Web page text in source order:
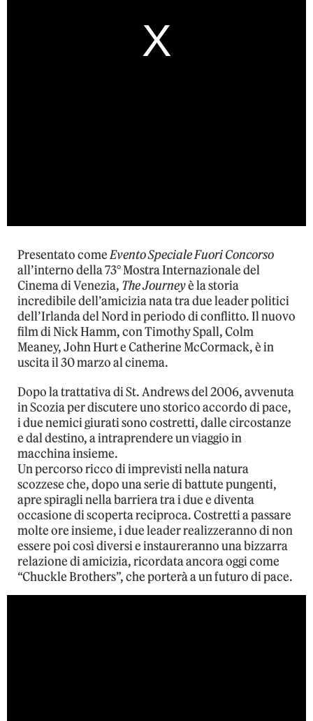
Presentato comeEvento Speciale Fuori Concorso
all’interno della 73° Mostra Internazionale del
Cinema di Venezia, The Journeyè la storia
incredibile dell’amicizia nata tra due leader politici
dell’Irlanda del Nord in periodo di conflitto. Il nuovo
film di Nick Hamm, con Timothy Spall, Colm
Meaney, John Hurt e Catherine McCormack, è in
uscita il 30 marzo al cinema.
Dopo la trattativa di St. Andrews del 2006, avvenuta
in Scozia per discutere uno storico accordo di pace,
i due nemici giurati sono costretti, dalle circostanze
e dal destino, a intraprendere un viaggio in
macchina insieme.
Un percorso ricco di imprevisti nella natura
scozzese che, dopo una serie di battute pungenti,
apre spiragli nella barriera tra i due e diventa
occasione di scoperta reciproca. Costretti a passare
molte ore insieme, i due leader realizzeranno di non
essere poi così diversi e instaureranno una bizzarra
relazione di amicizia, ricordata ancora oggi come
“Chuckle Brothers”, che porterà a un futuro di pace.